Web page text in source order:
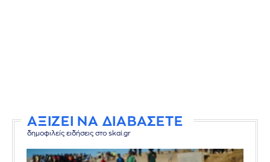
ΑΞΙΖΕΙ ΝΑ ΔΙΑΒΑΣΕΤΕ
δημοφιλείς ειδήσεις στο skai.gr